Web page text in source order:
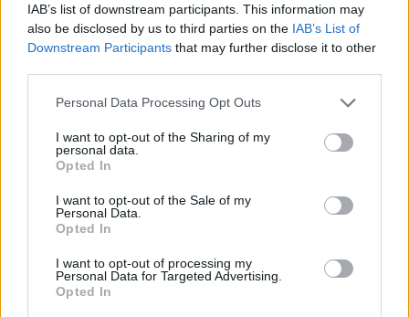
IAB’s list of downstream participants. This information may
also be disclosed by us to third parties on the IAB’s List of
Downstream Participants that may further disclose it to other
Please note that this website/app uses one or more Google
not limited to your visit or usage behaviour. You may click to
grant or deny consent to Google and its third-party tags to
use your data for below specified purposes in below Google
consent section.
Personal Data Processing Opt Outs
I want to opt-out of the Sharing of my
personal data.
Opted In
I want to opt-out of the Sale of my
Personal Data.
Opted In
I want to opt-out of processing my
Personal Data for Targeted Advertising.
Opted In
Περιπέτεια στα Εθνικά Πάρκα
(National Parks Adventure)